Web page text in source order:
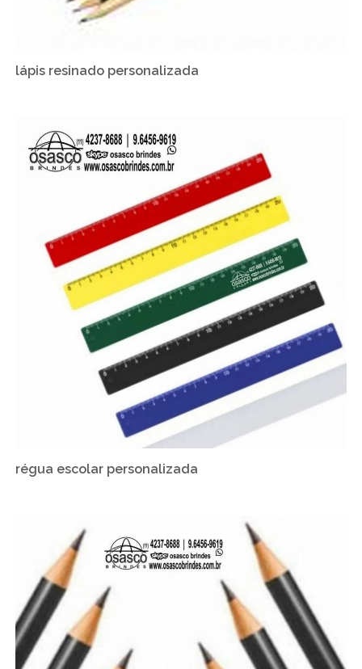
lápis resinado personalizada
régua escolar personalizada